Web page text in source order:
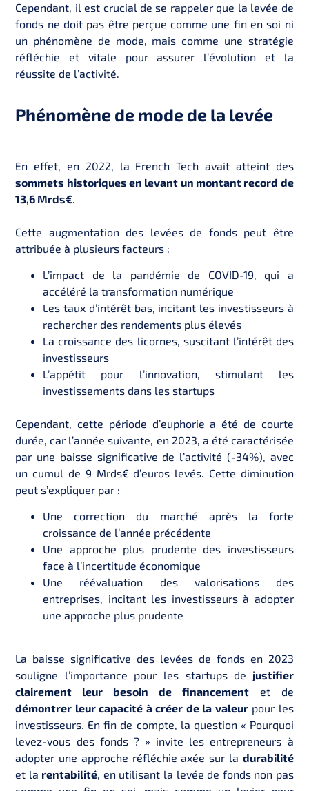
Cependant, il est crucial de se rappeler que la levée de
fonds ne doit pas être perçue comme une fin en soi ni
un phénomène de mode, mais comme une stratégie
réfléchie et vitale pour assurer l’évolution et la
réussite de l’activité.
Phénomène de mode de la levée
En effet, en 2022, la French Tech avait atteint des
sommets historiques en levant un montant record de
13,6 Mrds€
Cette augmentation des levées de fonds peut être
attribuée à plusieurs facteurs :
L’impact de la pandémie de COVID-19, qui a
accéléré la transformation numérique
Les taux d’intérêt bas, incitant les investisseurs à
rechercher des rendements plus élevés
La croissance des licornes, suscitant l’intérêt des
investisseurs
L’appétit pour l’innovation, stimulant les
investissements dans les startups
Cependant, cette période d’euphorie a été de courte
durée, car l’année suivante, en 2023, a été caractérisée
par une baisse significative de l’activité (-34%), avec
un cumul de 9 Mrds€ d’euros levés. Cette diminution
peut s’expliquer par :
Une correction du marché après la forte
croissance de l’année précédente
Une approche plus prudente des investisseurs
face à l’incertitude économique
Une réévaluation des valorisations des
entreprises, incitant les investisseurs à adopter
une approche plus prudente
La baisse significative des levées de fonds en 2023
souligne l’importance pour les startups de justifier
clairement leur besoin de financementet de
démontrer leur capacité à créer de la valeurpour les
investisseurs. En fin de compte, la question « Pourquoi
levez-vous des fonds ? » invite les entrepreneurs à
adopter une approche réfléchie axée sur la durabilité
et la rentabilité , en utilisant la levée de fonds non pas